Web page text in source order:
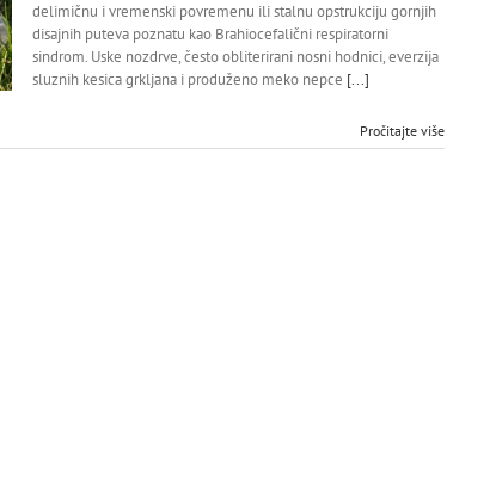
delimičnu i vremenski povremenu ili stalnu opstrukciju gornjih
disajnih puteva poznatu kao Brahiocefalični respiratorni
sindrom. Uske nozdrve, često obliterirani nosni hodnici, everzija
sluznih kesica grkljana i produženo meko nepce [...]
Pročitajte više